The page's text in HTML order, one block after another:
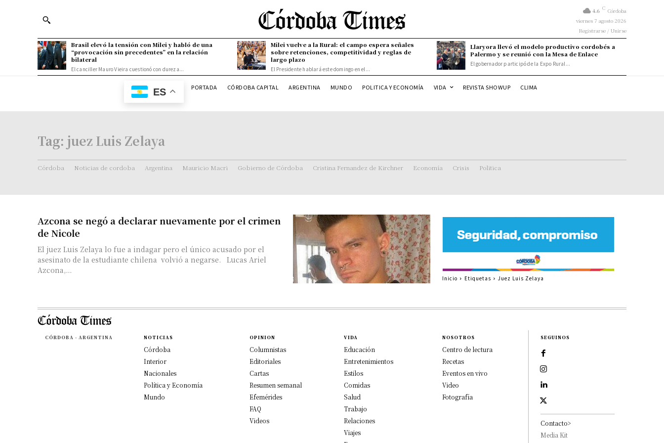
4.6 C Córdoba
viernes 7 agosto 2026
Registrarse / Unirse
Brasil elevó la tensión con Milei y habló de una
“provocación sin precedentes” en la relación
bilateral
El canciller Mauro Vieira cuestionó con dureza...
Milei vuelve a la Rural: el campo espera señales
sobre retenciones, competitividad y reglas de
largo plazo
El Presidente hablará este domingo en el...
Llaryora llevó el modelo productivo cordobés a
Palermo y se reunió con la Mesa de Enlace
El gobernador participó de la Expo Rural...
ES PORTADA CÓRDOBA CAPITAL ARGENTINA MUNDO POLITICA Y ECONOMÍA VIDA REVISTA SHOWUP CLIMA
Tag: juez Luis Zelaya
Córdoba Noticias de cordoba Argentina Mauricio Macri Gobierno de Córdoba Cristina Fernandez de Kirchner Economía Crisis Politica
Azcona se negó a declarar nuevamente por el crimen
de Nicole
El juez Luis Zelaya lo fue a indagar pero el único acusado por el
asesinato de la estudiante chilena volvió a negarse. Lucas Ariel
Azcona,...
Inicio Etiquetas Juez Luis Zelaya
CÓRDOBA - ARGENTINA NOTICIAS
Córdoba
Interior
Nacionales
Política y Economía
Mundo
OPINION
Columnistas
Editoriales
Cartas
Resumen semanal
Efemérides
FAQ
Videos
VIDA
Educación
Entretenimientos
Estilos
Comidas
Salud
Trabajo
Relaciones
Viajes
NOSOTROS
Centro de lectura
Recetas
Eventos en vivo
Video
Fotografía
SEGUINOS
Contacto>
Media Kit